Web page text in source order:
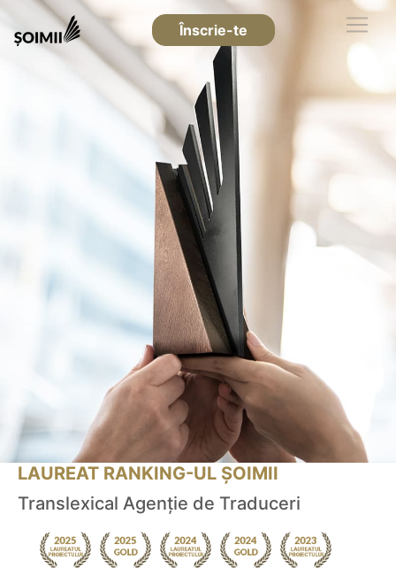
Înscrie-te
LAUREAT RANKING-UL ȘOIMII
Translexical Agenție de Traduceri